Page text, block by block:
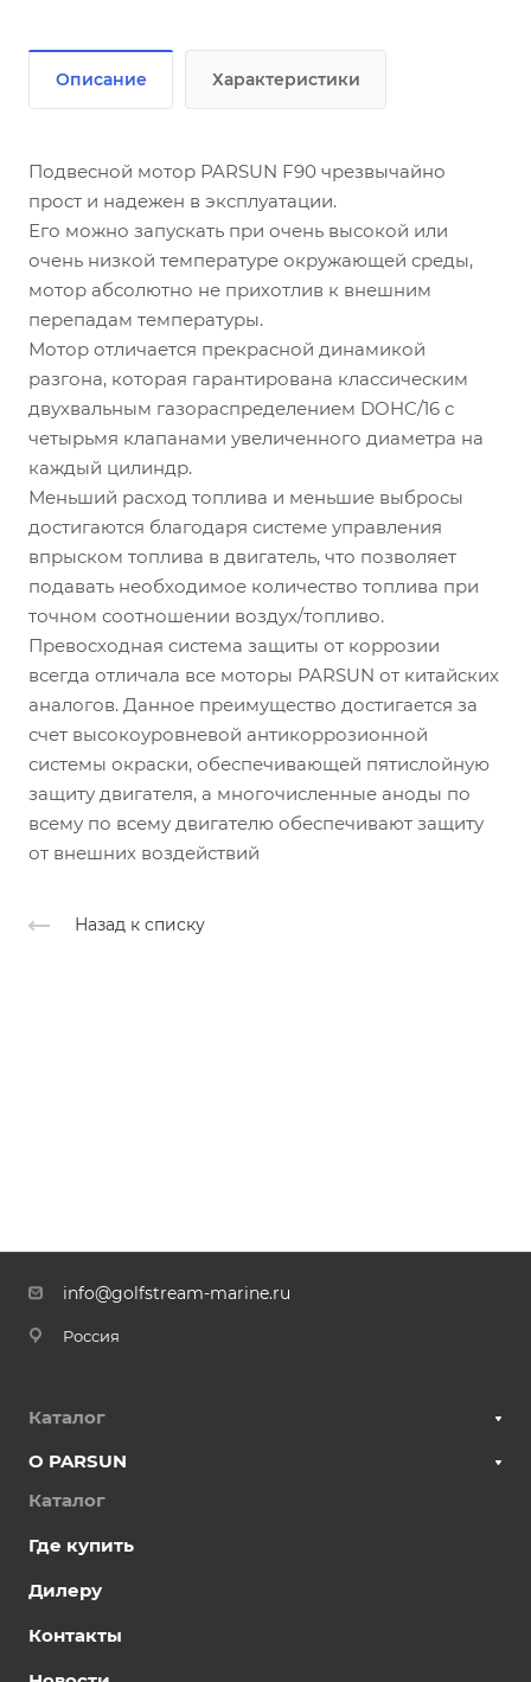
Описание Характеристики
Подвесной мотор PARSUN F90 чрезвычайно
прост и надежен в эксплуатации.
Его можно запускать при очень высокой или
очень низкой температуре окружающей среды,
мотор абсолютно не прихотлив к внешним
перепадам температуры.
Мотор отличается прекрасной динамикой
разгона, которая гарантирована классическим
двухвальным газораспределением DOHC/16 с
четырьмя клапанами увеличенного диаметра на
каждый цилиндр.
Меньший расход топлива и меньшие выбросы
достигаются благодаря системе управления
впрыском топлива в двигатель, что позволяет
подавать необходимое количество топлива при
точном соотношении воздух/топливо.
Превосходная система защиты от коррозии
всегда отличала все моторы PARSUN от китайских
аналогов. Данное преимущество достигается за
счет высокоуровневой антикоррозионной
системы окраски, обеспечивающей пятислойную
защиту двигателя, а многочисленные аноды по
всему по всему двигателю обеспечивают защиту
от внешних воздействий
Назад к списку
info@golfstream-marine.ru
Россия
Каталог
О PARSUN
Каталог
Где купить
Дилеру
Контакты